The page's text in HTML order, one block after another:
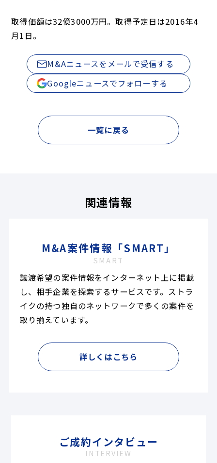
取得価額は32億3000万円。取得予定日は2016年4
月1日。
M&Aニュースをメールで受信する
Googleニュースでフォローする
一覧に戻る
関連情報
M&A案件情報「SMART」
SMART
譲渡希望の案件情報をインターネット上に掲載
し、相手企業を探索するサービスです。ストラ
イクの持つ独自のネットワークで多くの案件を
取り揃えています。
詳しくはこちら
ご成約インタビュー
INTERVIEW